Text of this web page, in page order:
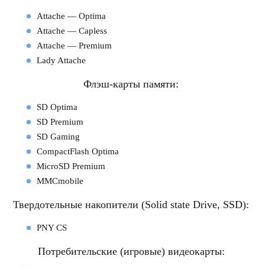
Attache — Optima
Attache — Capless
Attache — Premium
Lady Attache
Флэш-карты памяти:
SD Optima
SD Premium
SD Gaming
CompactFlash Optima
MicroSD Premium
MMCmobile
Твердотельные накопители (Solid state Drive, SSD):
PNY CS
Потребительские (игровые) видеокарты: